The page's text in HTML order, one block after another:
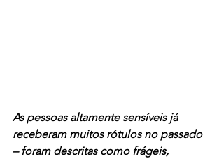
As pessoas altamente sensíveis já
receberam muitos rótulos no passado
– foram descritas como frágeis,